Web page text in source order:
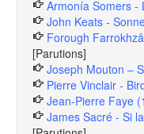
Armonía Somers -
John Keats -
Forough
[Parutions]
Joseph Mouton –
Pierre Vinclair -
Jean-Pierre Faye
James Sacré - Si